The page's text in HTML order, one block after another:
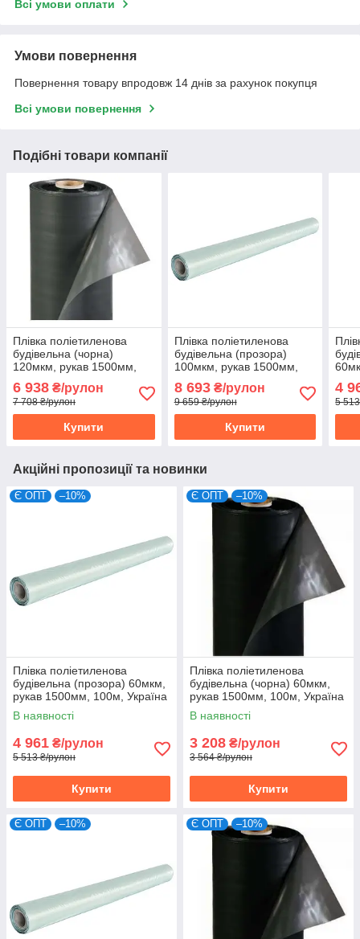
Всі умови оплати
Умови повернення
Повернення товару впродовж 14 днів за рахунок покупця
Всі умови повернення
Подібні товари компанії
Плівка поліетиленова
будівельна (чорна)
120мкм, рукав 1500мм,
100м, Україна (10-969)
6 938 ₴/рулон
7 708 ₴/рулон
Купити
Плівка поліетиленова
будівельна (прозора)
100мкм, рукав 1500мм,
100м, Україна (10-946)
8 693₴/рулон
9 659 ₴/рулон
Купити
4
5
Акційні пропозиції та новинки
Є ОПТ –10%
Плівка поліетиленова
будівельна (прозора) 60мкм,
рукав 1500мм, 100м, Україна
(10-944)
В наявності
4 961 ₴/рулон
5 513 ₴/рулон
Купити
Є ОПТ –10%
Плівка поліетиленова
будівельна (чорна) 60мкм,
рукав 1500мм, 100м, Україна
(10-966)
В наявності
3 208 ₴/рулон
3 564 ₴/рулон
Купити
Є ОПТ –10% Є ОПТ –10%